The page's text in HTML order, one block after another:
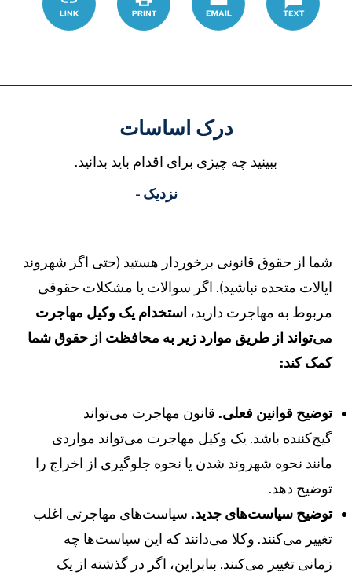
درک اساسات
ببینید چه چیزی برای اقدام باید بدانید.
نزدیک -
شما از حقوق قانونی برخوردار هستید (حتی اگر شهروند
ایالات متحده نباشید). اگر سوالات یا مشکلات حقوقی
مربوط به مهاجرت دارید، استخدام یک وکیل مهاجرت
می‌توانداز طریق موارد زیر به محافظت از حقوق شما
کمک کند:
توضیح قوانین فعلی.قانون مهاجرت می‌تواند
گیج‌کننده باشد. یک وکیل مهاجرت می‌تواند مواردی
مانند نحوه شهروند شدن یا نحوه جلوگیری از اخراج را
توضیح دهد.
توضیح سیاست‌های جدید.سیاست‌های مهاجرتی اغلب
تغییر می‌کنند. وکلا می‌دانند که این سیاست‌ها چه
زمانی تغییر می‌کنند. بنابراین، اگر در گذشته از یک